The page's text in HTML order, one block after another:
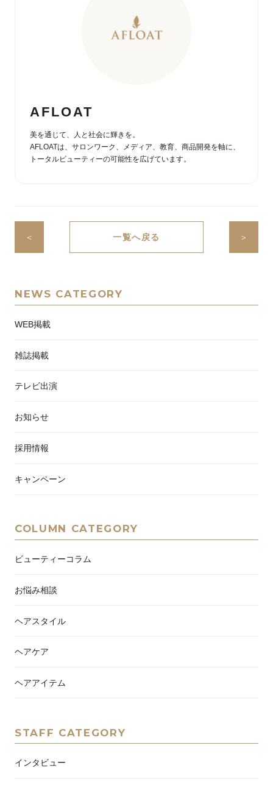
AFLOAT
美を通じて、人と社会に輝きを。
AFLOATは、サロンワーク、メディア、教育、商品開発を軸に、
トータルビューティーの可能性を広げています。
＜ 一覧へ戻る ＞
NEWS CATEGORY
WEB掲載
雑誌掲載
テレビ出演
お知らせ
採用情報
キャンペーン
COLUMN CATEGORY
ビューティーコラム
お悩み相談
ヘアスタイル
ヘアケア
ヘアアイテム
STAFF CATEGORY
インタビュー